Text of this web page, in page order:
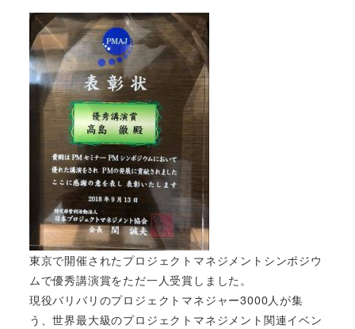
東京で開催されたプロジェクトマネジメントシンポジウ
ムで優秀講演賞をただ一人受賞しました。
現役バリバリのプロジェクトマネジャー3000人が集
う、世界最大級のプロジェクトマネジメント関連イベン